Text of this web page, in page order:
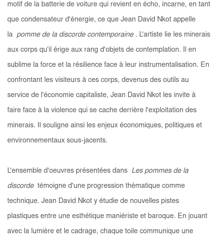
motif de la batterie de voiture qui revient en écho, incarne, en tant
que condensateur d'énergie, ce que Jean David Nkot appelle
la pomme de la discorde contemporaine . L'artiste lie les minerais
aux corps qu'il érige aux rang d'objets de contemplation. Il en
sublime la force et la résilience face à leur instrumentalisation. En
confrontant les visiteurs à ces corps, devenus des outils au
service de l'économie capitaliste, Jean David Nkot les invite à
faire face à la violence qui se cache derrière l'exploitation des
minerais. Il souligne ainsi les enjeux économiques, politiques et
environnementaux sous-jacents.
L'ensemble d'oeuvres présentées dans Les pommes de la
discorde témoigne d'une progression thématique comme
technique. Jean David Nkot y étudie de nouvelles pistes
plastiques entre une esthétique maniériste et baroque. En jouant
avec la lumière et le cadrage, chaque toile communique une